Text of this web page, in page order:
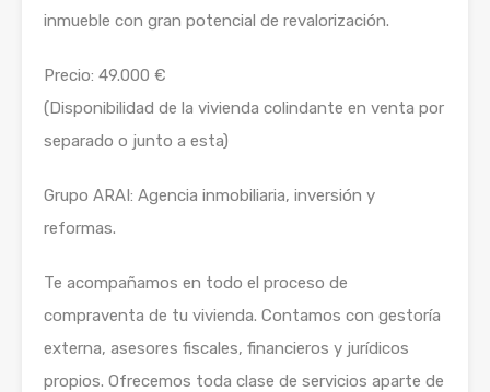
inmueble con gran potencial de revalorización.
Precio: 49.000 €
(Disponibilidad de la vivienda colindante en venta por
separado o junto a esta)
Grupo ARAI: Agencia inmobiliaria, inversión y
reformas.
Te acompañamos en todo el proceso de
compraventa de tu vivienda. Contamos con gestoría
externa, asesores fiscales, financieros y jurídicos
propios. Ofrecemos toda clase de servicios aparte de